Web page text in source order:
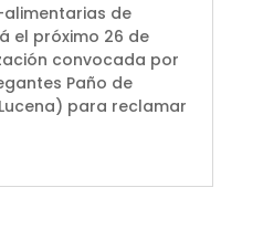
de
el próximo 26 de
convocada por
Paño de
para reclamar